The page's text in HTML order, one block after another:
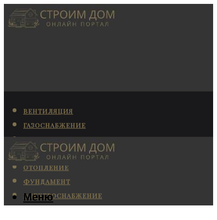
ВЕНТИЛЯЦИЯ
ГАЗОСНАБЖЕНИЕ
КАНАЛИЗАЦИЯ
КОНДИЦИОНИРОВАНИЕ
ОТОПЛЕНИЕ
ФУНДАМЕНТ
ЭЛЕКТРОСНАБЖЕНИЕ
Меню